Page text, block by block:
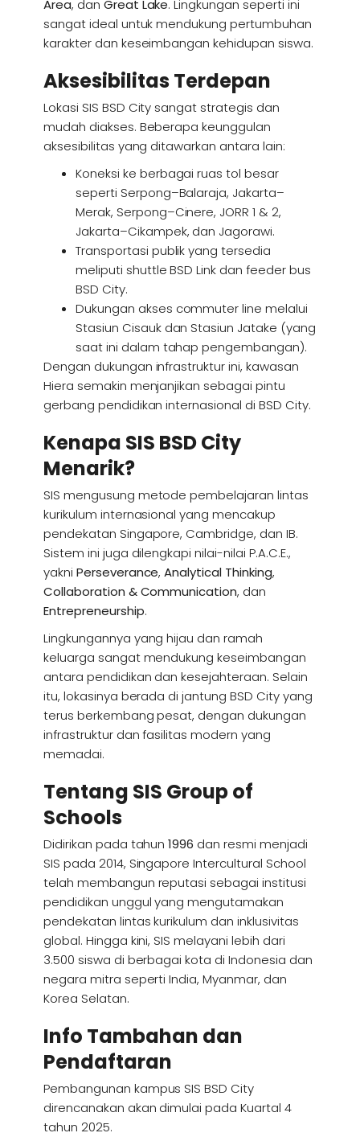
Area, dan Great Lake. Lingkungan seperti ini
sangat ideal untuk mendukung pertumbuhan
karakter dan keseimbangan kehidupan siswa.
Aksesibilitas Terdepan
Lokasi SIS BSD City sangat strategis dan
mudah diakses. Beberapa keunggulan
aksesibilitas yang ditawarkan antara lain:
Koneksi ke berbagai ruas tol besar
seperti Serpong–Balaraja, Jakarta–
Merak, Serpong–Cinere, JORR 1 & 2,
Jakarta–Cikampek, dan Jagorawi.
Transportasi publik yang tersedia
meliputi shuttle BSD Link dan feeder bus
BSD City.
Dukungan akses commuter line melalui
Stasiun Cisauk dan Stasiun Jatake (yang
saat ini dalam tahap pengembangan).
Dengan dukungan infrastruktur ini, kawasan
Hiera semakin menjanjikan sebagai pintu
gerbang pendidikan internasional di BSD City.
Kenapa SIS BSD City
Menarik?
SIS mengusung metode pembelajaran lintas
kurikulum internasional yang mencakup
pendekatan Singapore, Cambridge, dan IB.
Sistem ini juga dilengkapi nilai-nilai P.A.C.E.,
yakni Perseverance,Analytical Thinking,
Collaboration & Communication, dan
Entrepreneurship.
Lingkungannya yang hijau dan ramah
keluarga sangat mendukung keseimbangan
antara pendidikan dan kesejahteraan. Selain
itu, lokasinya berada di jantung BSD City yang
terus berkembang pesat, dengan dukungan
infrastruktur dan fasilitas modern yang
memadai.
Tentang SIS Group of
Schools
Didirikan pada tahun1996 dan resmi menjadi
SIS pada 2014, Singapore Intercultural School
telah membangun reputasi sebagai institusi
pendidikan unggul yang mengutamakan
pendekatan lintas kurikulum dan inklusivitas
global. Hingga kini, SIS melayani lebih dari
3.500 siswa di berbagai kota di Indonesia dan
negara mitra seperti India, Myanmar, dan
Korea Selatan.
Info Tambahan dan
Pendaftaran
Pembangunan kampus SIS BSD City
direncanakan akan dimulai pada Kuartal 4
tahun 2025.